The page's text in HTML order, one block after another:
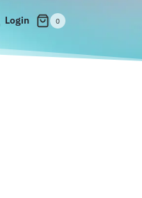
Login 0